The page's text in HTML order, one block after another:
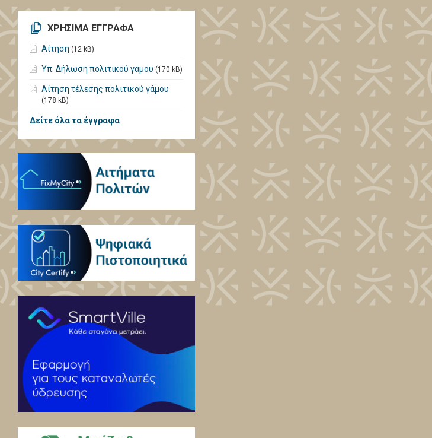
ΧΡΗΣΙΜΑ ΕΓΓΡΑΦΑ
Αίτηση (12 kB)
Υπ. Δήλωση πολιτικού γάμου (170 kB)
Αίτηση τέλεσης πολιτικού γάμου
(178 kB)
Δείτε όλα τα έγγραφα